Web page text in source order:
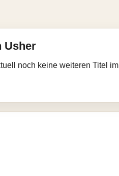
Usher
noch keine weiteren Titel im